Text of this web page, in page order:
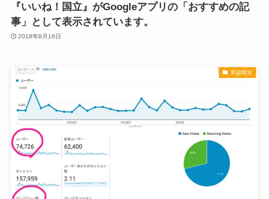
『いいね！国立』がGoogleアプリの「おすすめの記
事」として表示されています。
2018年8月16日
実績報告